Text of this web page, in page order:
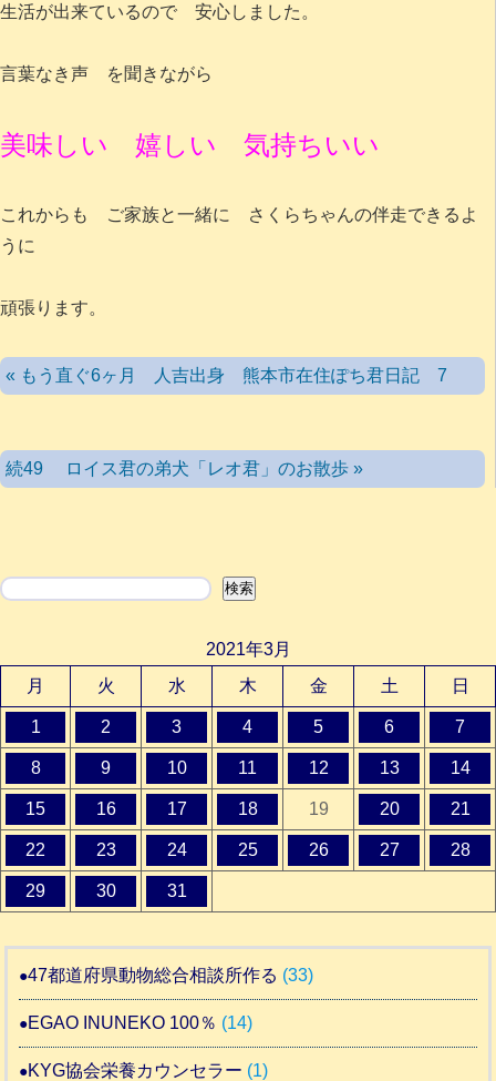
生活が出来ているので 安心しました。
言葉なき声 を聞きながら
美味しい 嬉しい 気持ちいい
これからも ご家族と一緒に さくらちゃんの伴走できるよ
うに
頑張ります。
« もう直ぐ6ヶ月 人吉出身 熊本市在住ぽち君日記 7
続49 ロイス君の弟犬「レオ君」のお散歩 »
検索 検索
2021年3月
月
火 水 木 金 土 日
1 2 3 4 5 6 7
8 9 10 11 12 13 14
15 16 17 18 19 20 21
22 23 24 25 26 27 28
29 30 31
47都道府県動物総合相談所作る (33)
EGAO INUNEKO 100％ (14)
KYG協会栄養カウンセラー (1)